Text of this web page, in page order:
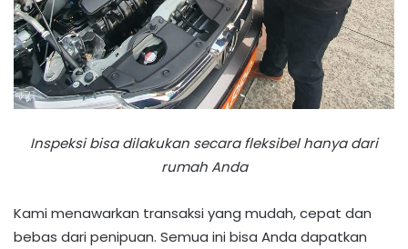
Inspeksi bisa dilakukan secara fleksibel hanya dari
rumah Anda
Kami menawarkan transaksi yang mudah, cepat dan
bebas dari penipuan. Semua ini bisa Anda dapatkan